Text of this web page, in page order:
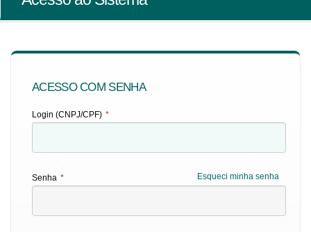
ACESSO COM SENHA
Login (CNPJ/CPF) *
Esqueci minha senha
Senha *